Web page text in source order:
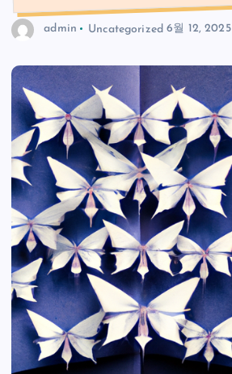
admin Uncategorized 6월 12, 2025